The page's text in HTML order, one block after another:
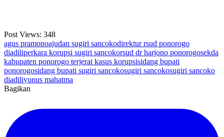
Post Views: 348
agus pramonoajudan sugiri sancokodirektur rsud ponorogo
diadiliperkara korupsi sugiri sancokorsud dr harjono ponorogosekda
kabupaten ponorogo terjerat kasus korupsisidang bupati
ponorogosidang bupati sugiri sancokosugiri sancokosugiri sancoko
diadiliyunus mahatma
Bagikan